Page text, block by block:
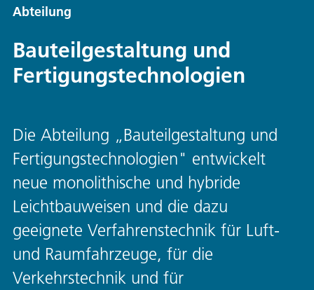
Abteilung
Bauteilgestaltung und
Fertigungstechnologien
Die Abteilung „Bauteilgestaltung und
Fertigungstechnologien" entwickelt
neue monolithische und hybride
Leichtbauweisen und die dazu
geeignete Verfahrenstechnik für Luft-
und Raumfahrzeuge, für die
Verkehrstechnik und für